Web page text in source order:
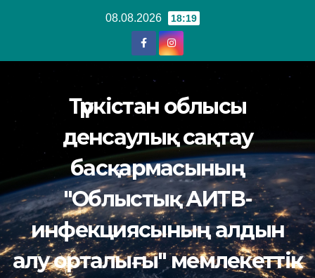
08.08.2026 18:19
Түркістан облысы
денсаулық сақтау
басқармасының
"Облыстық АИТВ-
инфекциясының алдын
алу орталығы" мемлекеттік